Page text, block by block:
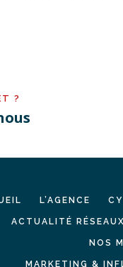
?
L’AGENCE
ACTUALITÉ
NOS
MARKETING &